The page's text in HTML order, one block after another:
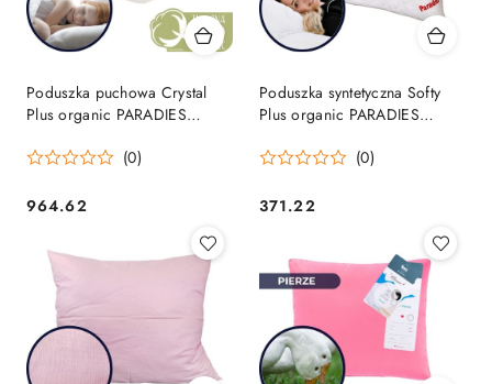
Poduszka puchowa Crystal
Plus organic PARADIES
(0)
Cena:
964.62
Poduszka syntetyczna Softy
Plus organic PARADIES
(0)
Cena:
371.22